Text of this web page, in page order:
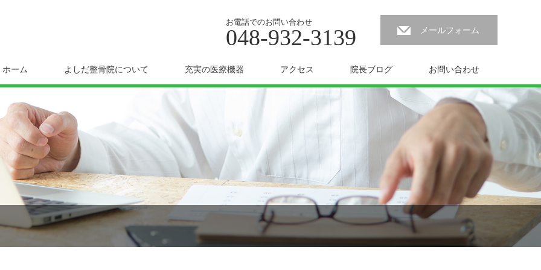
お電話でのお問い合わせ
048-932-3139 メールフォーム
ホーム よしだ整骨院について 充実の医療機器 アクセス 院長ブログ お問い合わせ